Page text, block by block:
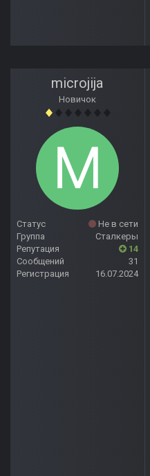
microjija
Новичок
Статус
Не в сети
Группа
Сталкеры
Репутация
14
Сообщений
31
Регистрация
16.07.2024